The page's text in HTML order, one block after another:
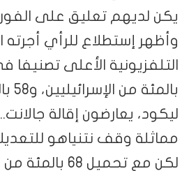
يكن لديهم تعليق على
ليكود، يعارضون إقالة
مماثلة وقف نتنياهو
لكن مع تحميل 68